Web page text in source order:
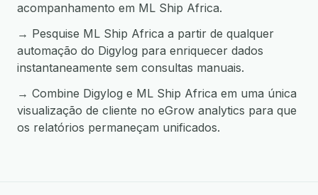
acompanhamento em ML Ship Africa.
→ Pesquise ML Ship Africa a partir de qualquer
automação do Digylog para enriquecer dados
instantaneamente sem consultas manuais.
→ Combine Digylog e ML Ship Africa em uma única
visualização de cliente no eGrow analytics para que
os relatórios permaneçam unificados.